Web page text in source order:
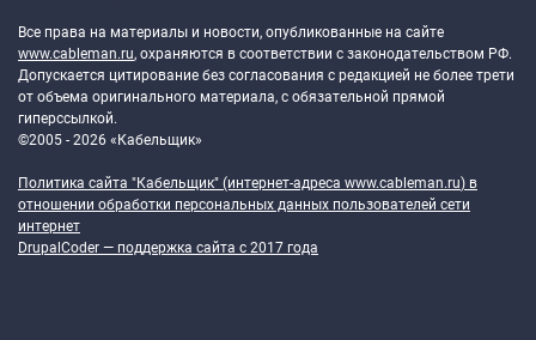
Все права на материалы и новости, опубликованные на сайте
www.cableman.ru, охраняются в соответствии с законодательством РФ.
Допускается цитирование без согласования с редакцией не более трети
от объема оригинального материала, с обязательной прямой
гиперссылкой.
©2005 - 2026 «Кабельщик»
Политика сайта "Кабельщик" (интернет-адреса www.cableman.ru) в
отношении обработки персональных данных пользователей сети
интернет
DrupalCoder — поддержка сайта c 2017 года